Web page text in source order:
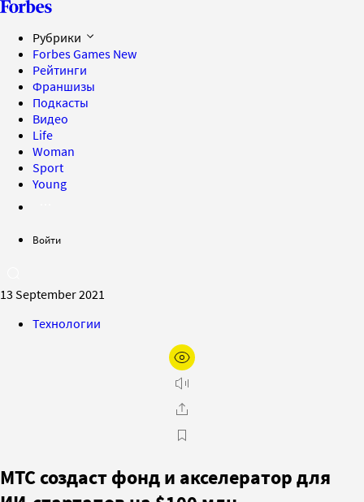
Рубрики
Forbes Games New
Рейтинги
Франшизы
Подкасты
Видео
Life
Woman
Sport
Young
Войти
13 September 2021
Технологии
МТС создаст фонд и акселератор для